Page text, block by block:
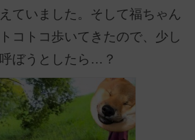
ていました。そして福ちゃん
コトコ歩いてきたので、少し
ぼうとしたら…？